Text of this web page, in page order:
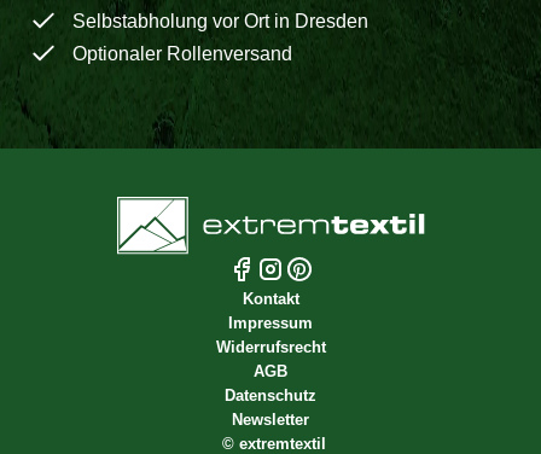
Selbstabholung vor Ort in Dresden
Optionaler Rollenversand
Kontakt
Impressum
Widerrufsrecht
AGB
Datenschutz
Newsletter
© extremtextil